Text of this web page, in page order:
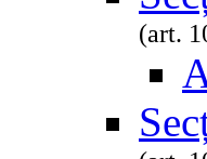
(art.